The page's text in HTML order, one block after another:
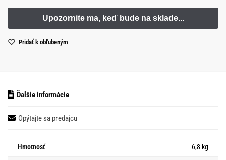
Pridať k obľubeným
Ďalšie informácie
Opýtajte sa predajcu
Hmotnosť 6,8 kg